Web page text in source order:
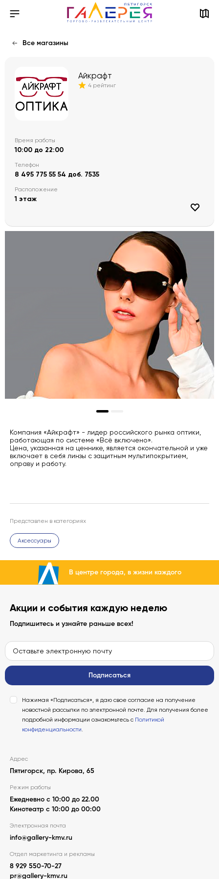
Все магазины
Айкрафт
4 рейтинг
Время работы
10:00 до 22:00
Телефон
8 495 775 55 54 доб. 7535
Расположение
1 этаж
Компания «Айкрафт» - лидер российского рынка оптики,
работающая по системе «Всё включено».
Цена, указанная на ценнике, является окончательной и уже
включает в себя линзы с защитным мультипокрытием,
оправу и работу.
Представлен в категориях
Аксессуары
В центре города, в жизни каждого
Акции и события каждую неделю
Подпишитесь и узнайте раньше всех!
Подписаться
Нажимая «Подписаться», я даю свое согласие на получение
новостной рассылки по электронной почте. Для получения более
подробной информации ознакомьтесь с Политикой
конфиденциальности.
Адрес
Пятигорск, пр. Кирова, 65
Режим работы
Ежедневно с 10:00 до 22.00
Кинотеатр с 10:00 до 00:00
Электронная почта
info@gallery-kmv.ru
Отдел маркетинга и рекламы
8 929 550-70-27
pr@gallery-kmv.ru